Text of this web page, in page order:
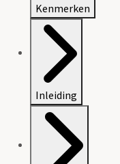
Kenmerken
Inleiding